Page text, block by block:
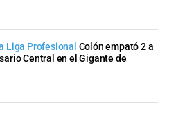
Liga Profesional Colón empató 2 a
Central en el Gigante de